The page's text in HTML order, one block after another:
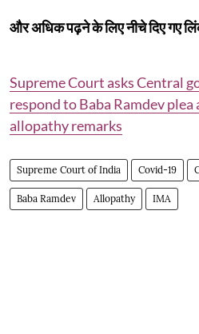
और अधिक पढ़ने के लिए नीचे दिए गए
Supreme Court asks Central
respond to Baba Ramdev
allopathy remarks
Supreme Court of India Covid-19
Baba Ramdev Allopathy IMA